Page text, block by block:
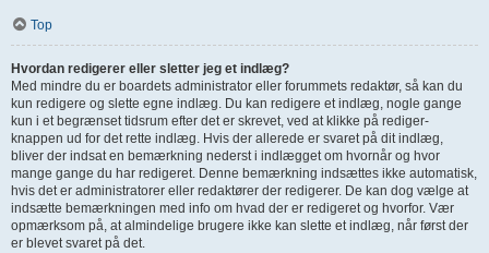
Top
Hvordan redigerer eller sletter jeg et indlæg?
Med mindre du er boardets administrator eller forummets redaktør, så kan du
kun redigere og slette egne indlæg. Du kan redigere et indlæg, nogle gange
kun i et begrænset tidsrum efter det er skrevet, ved at klikke på rediger-
knappen ud for det rette indlæg. Hvis der allerede er svaret på dit indlæg,
bliver der indsat en bemærkning nederst i indlægget om hvornår og hvor
mange gange du har redigeret. Denne bemærkning indsættes ikke automatisk,
hvis det er administratorer eller redaktører der redigerer. De kan dog vælge at
indsætte bemærkningen med info om hvad der er redigeret og hvorfor. Vær
opmærksom på, at almindelige brugere ikke kan slette et indlæg, når først der
er blevet svaret på det.